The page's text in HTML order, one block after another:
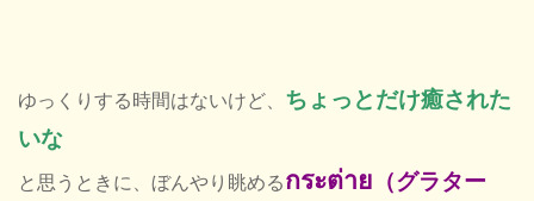
ゆっくりする時間はないけど、 ちょっとだけ癒された
いな
と思うときに、ぼんやり眺めるกระต่าย （グラター